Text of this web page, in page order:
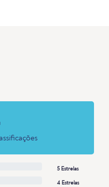
5 Estrelas
4 Estrelas